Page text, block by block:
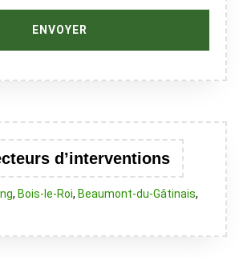
d’interventions
, Bois-le-Roi, Beaumont-du-Gâtinais,